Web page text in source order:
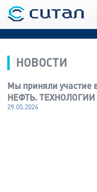
НОВОСТИ
Мы приняли участие
НЕФТЬ. ТЕХНОЛОГИИ
29.05.2024